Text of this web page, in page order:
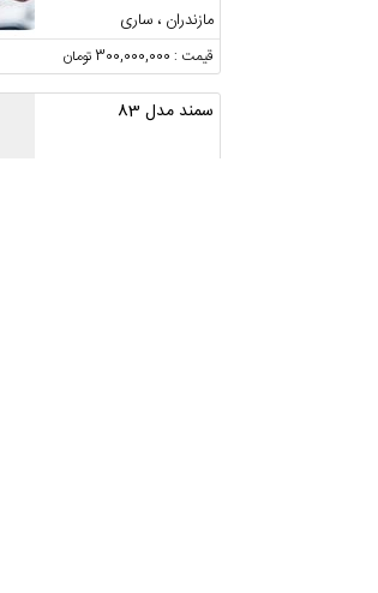
مازندران ، ساری
قیمت : 300,000,000 تومان
سمند مدل 83